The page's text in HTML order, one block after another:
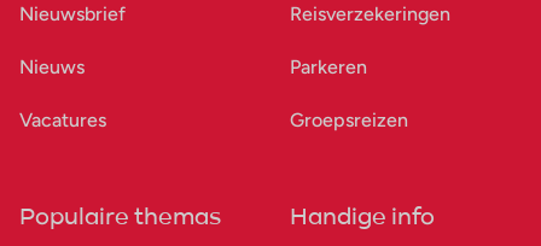
Nieuwsbrief
Nieuws
Vacatures
Reisverzekeringen
Parkeren
Groepsreizen
Populaire themas Handige info